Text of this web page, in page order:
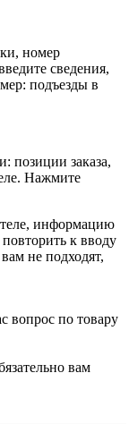
номер
сведения,
подъезды в
позиции заказа,
Нажмите
информацию
к вводу
не подходят,
вопрос по товару
вам